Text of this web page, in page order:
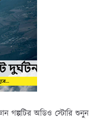
গল্পটির অডিও স্টোরি শুনুন